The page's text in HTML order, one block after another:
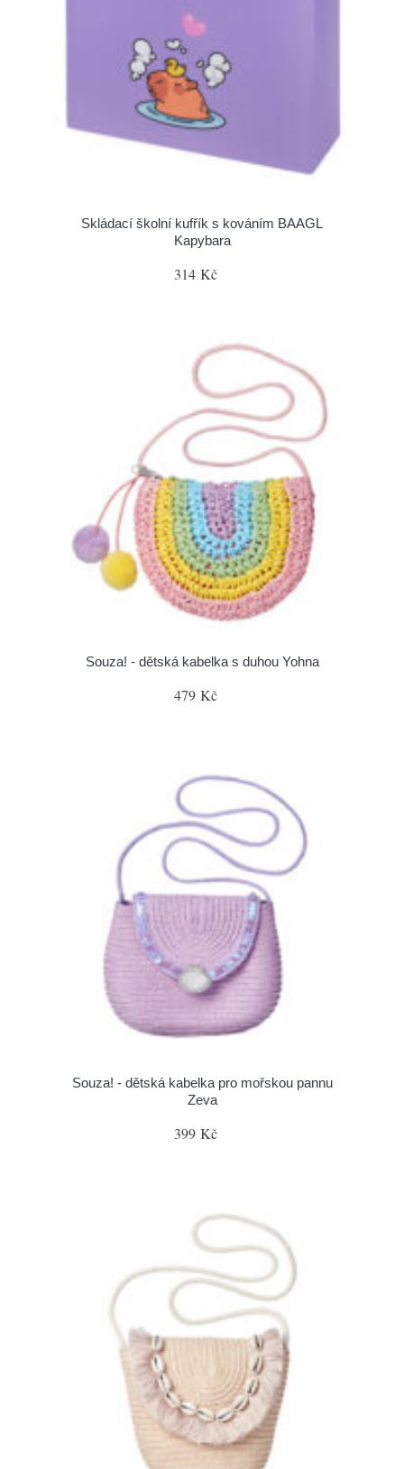
Skládací školní kufřík s kováním BAAGL
Kapybara
314 Kč
Souza! - dětská kabelka s duhou Yohna
479 Kč
Souza! - dětská kabelka pro mořskou pannu
Zeva
399 Kč